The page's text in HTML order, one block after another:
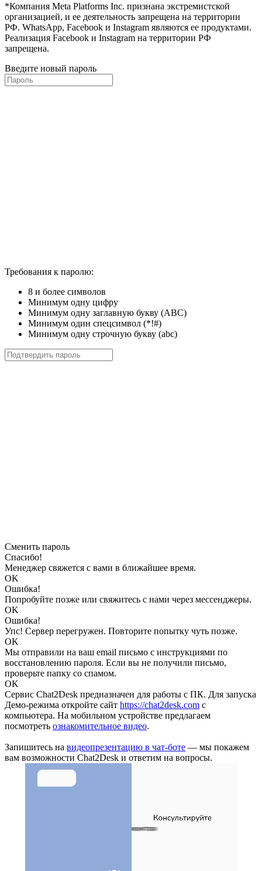
*Компания Meta Platforms Inc. признана экстремистской
организацией, и ее деятельность запрещена на территории
РФ. WhatsApp, Facebook и Instagram являются ее продуктами.
Реализация Facebook и Instagram на территории РФ
запрещена.
Введите новый пароль
Требования к паролю:
8 и более символов
Минимум одну цифру
Минимум одну заглавную букву (ABC)
Минимум один спецсимвол (*!#)
Минимум одну строчную букву (abc)
Сменить пароль
Спасибо!
Менеджер свяжется с вами в ближайшее время.
OK
Ошибка!
Попробуйте позже или свяжитесь с нами через мессенджеры.
OK
Ошибка!
Упс! Сервер перегружен. Повторите попытку чуть позже.
OK
Мы отправили на ваш email письмо с инструкциями по
восстановлению пароля. Если вы не получили письмо,
проверьте папку со спамом.
OK
Сервис Chat2Desk предназначен для работы с ПК. Для запуска
Демо-режима откройте сайт https://chat2desk.com с
компьютера. На мобильном устройстве предлагаем
посмотреть ознакомительное видео.
Запишитесь на видеопрезентацию в чат-боте — мы покажем
вам возможности Chat2Desk и ответим на вопросы.